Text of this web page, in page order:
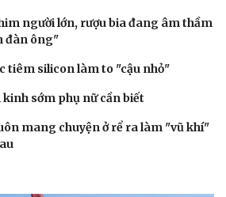
người lớn, rượu bia đang âm thầm
đàn ông"
tiêm silicon làm to "cậu nhỏ"
sớm phụ nữ cần biết
mang chuyện ở rể ra làm "vũ khí"